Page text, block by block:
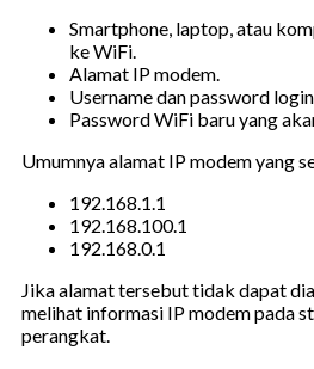
Smartphone, laptop, atau
ke WiFi.
Alamat IP modem.
Username dan password
Password WiFi baru yang
Umumnya alamat IP modem yang
192.168.1.1
192.168.100.1
192.168.0.1
Jika alamat tersebut tidak dapat
melihat informasi IP modem pada
perangkat.